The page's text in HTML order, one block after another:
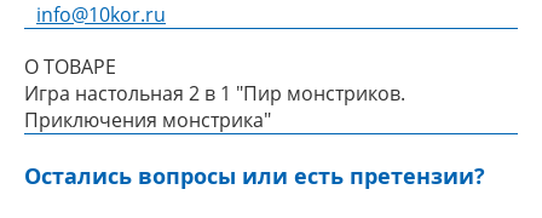
info@10kor.ru
О ТОВАРЕ
Игра настольная 2 в 1 "Пир монстриков.
Приключения монстрика"
Остались вопросы или есть претензии?